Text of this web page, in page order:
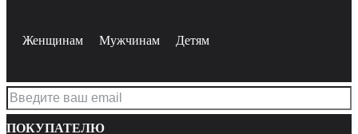
Женщинам Мужчинам Детям
ПОКУПАТЕЛЮ